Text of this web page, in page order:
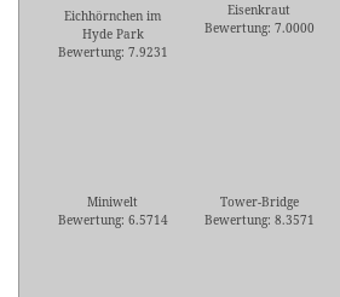
Eichhörnchen im
Hyde Park
Bewertung: 7.9231
Eisenkraut
Bewertung: 7.0000
Miniwelt
Bewertung: 6.5714
Tower-Bridge
Bewertung: 8.3571